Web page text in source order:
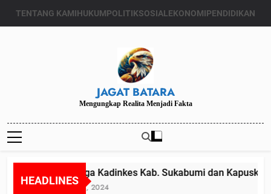
TENTANG KAMIHUKUMPOLITIKSOSIALEKONOMIPENDIDIKAN
JAGAT BATARA
Mengungkap Realita Menjadi Fakta
HEADLINES
Diduga Kadinkes Kab. Sukabumi dan
Juli 24, 2024